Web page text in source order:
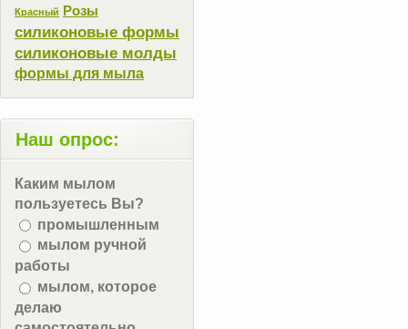
Красный Розы
силиконовые формы
силиконовые молды
формы для мыла
Наш опрос:
Каким мылом
пользуетесь Вы?
промышленным
мылом ручной
работы
мылом, которое
делаю